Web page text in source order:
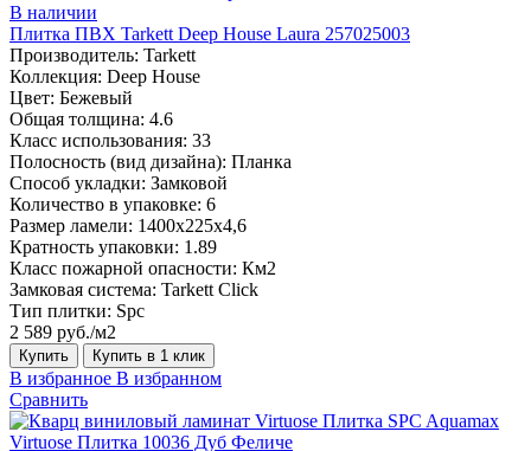
В наличии
Плитка ПВХ Tarkett Deep House Laura 257025003
Производитель: Tarkett
Коллекция: Deep House
Цвет: Бежевый
Общая толщина: 4.6
Класс использования: 33
Полосность (вид дизайна): Планка
Способ укладки: Замковой
Количество в упаковке: 6
Размер ламели: 1400х225х4,6
Кратность упаковки: 1.89
Класс пожарной опасности: Км2
Замковая система: Tarkett Click
Тип плитки: Spc
2 589 руб./м2
Купить Купить в 1 клик
В избранное В избранном
Сравнить